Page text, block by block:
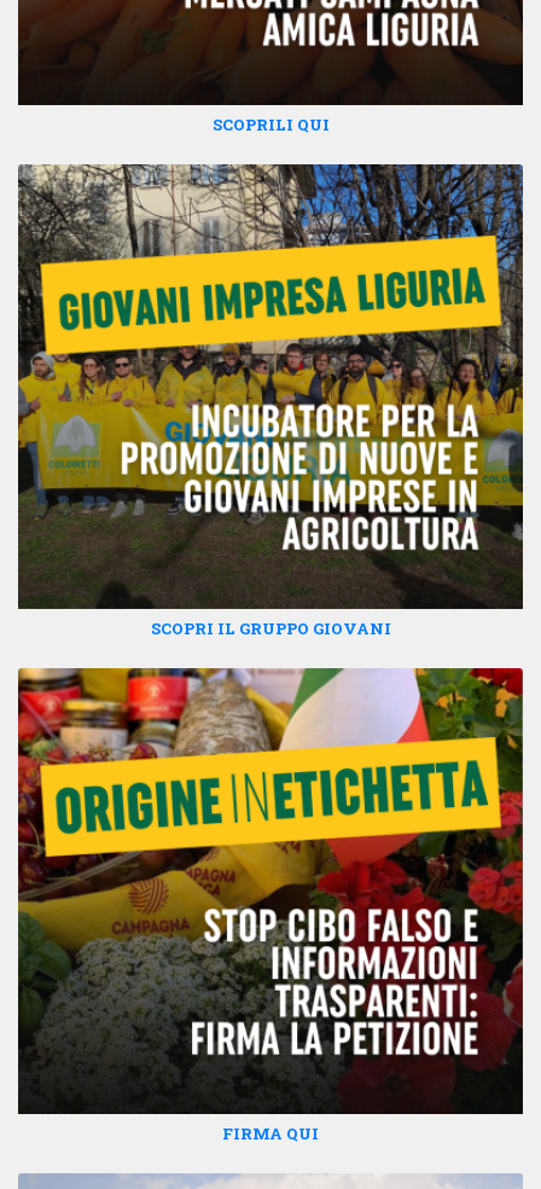
SCOPRILI QUI
SCOPRI IL GRUPPO GIOVANI
FIRMA QUI